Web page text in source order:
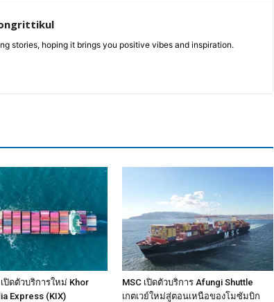
stories, hoping it brings you positive vibes and inspiration.
ปิดตัวบริการใหม่ Khor
Express (KIX)
MSC เปิดตัวบริการ Afungi Shuttle
เกตเวย์ใหม่สู่ตอนเหนือของโมซัมบิก